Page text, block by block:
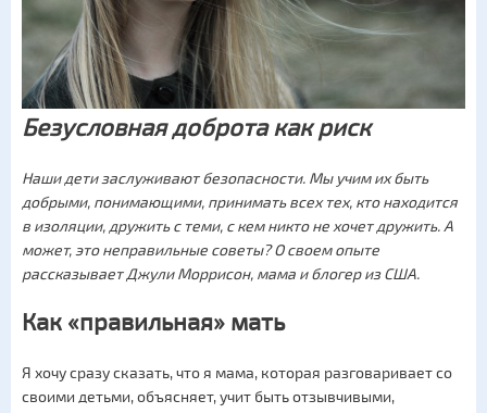
Безусловная доброта как риск
Наши дети заслуживают безопасности. Мы учим их быть
добрыми, понимающими, принимать всех тех, кто находится
в изоляции, дружить с теми, с кем никто не хочет дружить. А
может, это неправильные советы? О своем опыте
рассказывает Джули Моррисон, мама и блогер из США.
Как «правильная» мать
Я хочу сразу сказать, что я мама, которая разговаривает со
своими детьми, объясняет, учит быть отзывчивыми,